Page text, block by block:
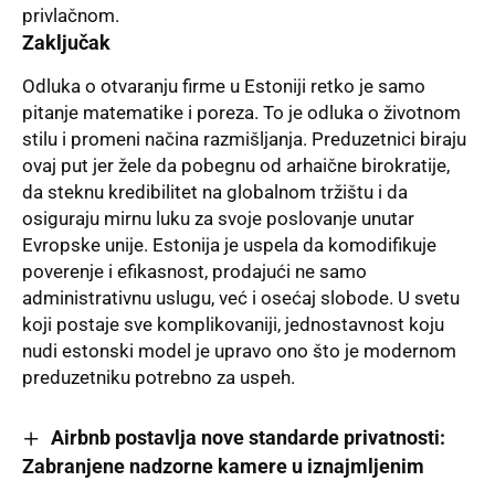
privlačnom.
Zaključak
Odluka o otvaranju firme u Estoniji retko je samo
pitanje matematike i poreza. To je odluka o životnom
stilu i promeni načina razmišljanja. Preduzetnici biraju
ovaj put jer žele da pobegnu od arhaične birokratije,
da steknu kredibilitet na globalnom tržištu i da
osiguraju mirnu luku za svoje poslovanje unutar
Evropske unije. Estonija je uspela da komodifikuje
poverenje i efikasnost, prodajući ne samo
administrativnu uslugu, već i osećaj slobode. U svetu
koji postaje sve komplikovaniji, jednostavnost koju
nudi estonski model je upravo ono što je modernom
preduzetniku potrebno za uspeh.
Airbnb postavlja nove standarde privatnosti:
Zabranjene nadzorne kamere u iznajmljenim